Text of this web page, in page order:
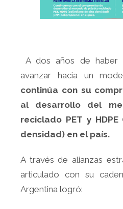
A dos años de haber
avanzar hacia un
continúa con su
al desarrollo del
reciclado PET y
densidad) en el país.
A través de alianzas
articulado con su
Argentina logró: